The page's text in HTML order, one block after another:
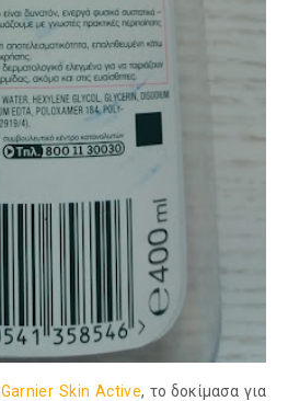
Garnier Skin Active, το δοκίμασα για